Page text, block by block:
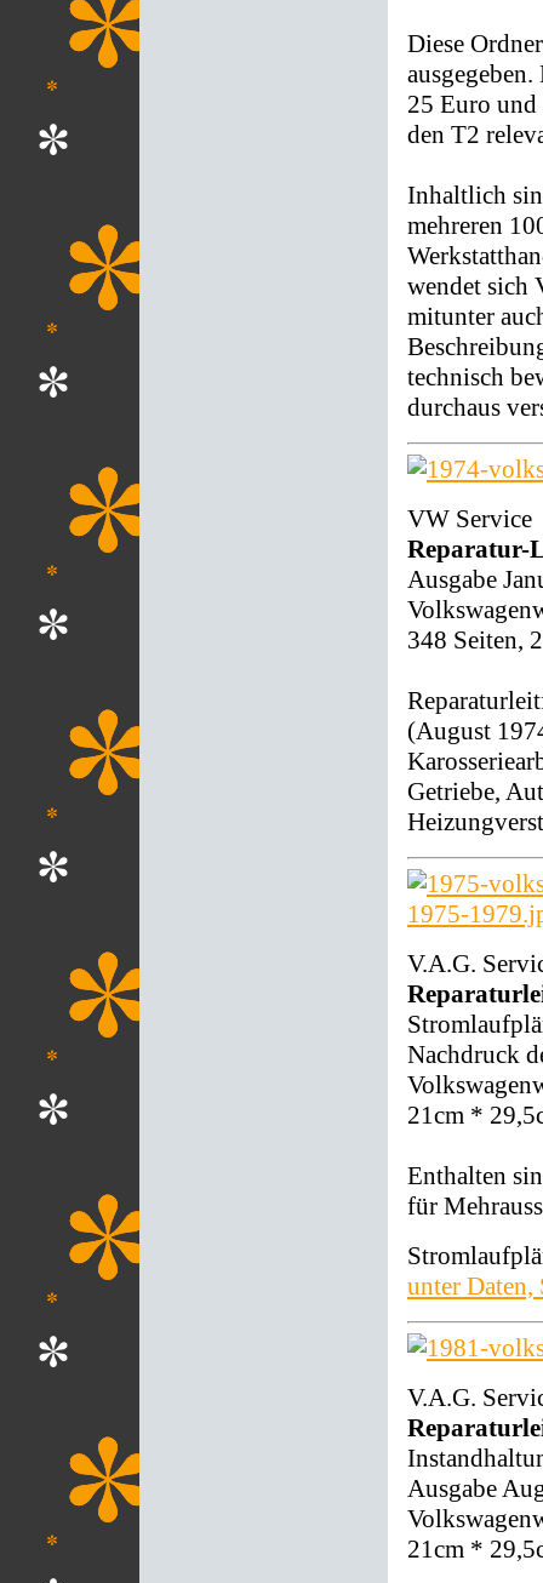
Diese
25 Euro
den T2
Inhaltlich
mehreren
wendet sich
mitunter
technisch
durchaus
VW Service
Reparatur-
Ausgabe
348 Seiten,
(August
Getriebe,
V.A.G.
Nachdruck
21cm *
Enthalten
für
unter
V.A.G.
Ausgabe
21cm *